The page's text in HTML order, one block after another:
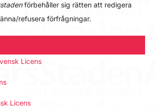
förbehåller sig rätten att redigera
refusera förfrågningar.
Licens
Licens